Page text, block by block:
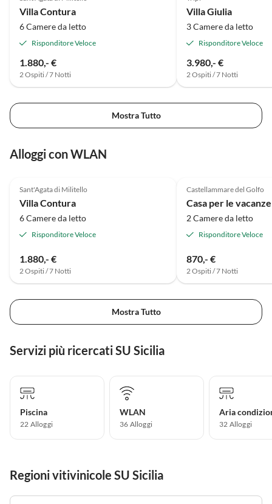
Villa Contura
6 Camere da letto
Risponditore Veloce
1.880,- €
2 Ospiti / 7 Notti
Villa Giulia
3 Camere da letto
Risponditore Veloce
3.980,- €
2 Ospiti / 7 Notti
Mostra Tutto
Alloggi con WLAN
Sant'Agata di Militello
Villa Contura
6 Camere da letto
Risponditore Veloce
1.880,- €
2 Ospiti / 7 Notti
Castellammare del Golfo
Casa per le
2 Camere da letto
Risponditore Veloce
870,- €
2 Ospiti / 7 Notti
Mostra Tutto
Servizi più ricercati SU Sicilia
Piscina
22 Alloggi
WLAN
36 Alloggi
Aria
32 Alloggi
Regioni vitivinicole SU Sicilia